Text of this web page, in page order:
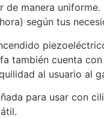
de manera
según tus
también cuenta
al usuario al
para usar con